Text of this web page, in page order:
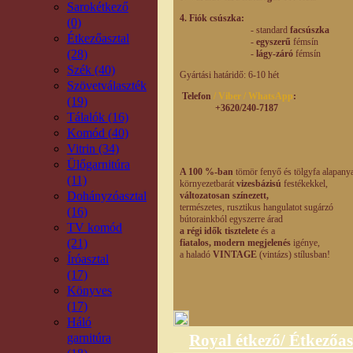
Sarokétkező
(0)
Étkezőasztal
(28)
Szék (40)
Szövetválaszték
(19)
Tálalók (16)
Komód (40)
Vitrin (34)
Ülőgarnitúra
(11)
Dohányzóasztal
(16)
TV komód
(21)
Íróasztal
(17)
Könyves
(17)
Háló
garnitúra
4. Fiók csúszka:
- standard facsúszka
- egyszerű fémsín
- lágy-záró fémsín
Gyártási határidő: 6-10 hét
Telefon / Viber / WhatsApp:
+3620/240-7187
A 100 %-ban tömör fenyő és tölgyfa
környezetbarát vizesbázisú festékekkel,
változatosan színezett,
természetes, rusztikus hangulatot sugárzó
bútorainkból egyszerre árad
a régi idők tisztelete és a
fiatalos, modern megjelenés igénye,
a haladó VINTAGE (vintázs) stílusban!
Royal étkező/